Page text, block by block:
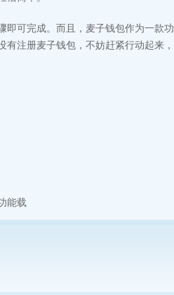
即可完成。而且，麦子钱包作为一款功
注册麦子钱包，不妨赶紧行动起来，
能载